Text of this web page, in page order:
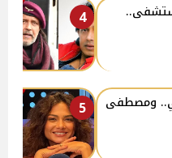
4
5
ومصطفى